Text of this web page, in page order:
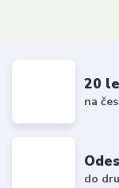
20
na
do